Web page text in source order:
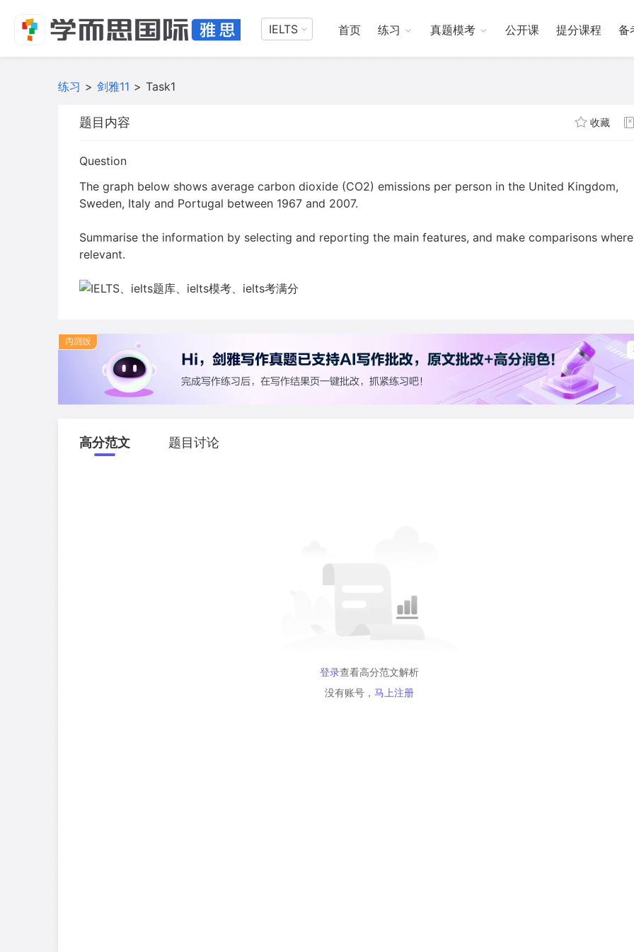
IELTS 首页 练习 真题模考 公开课 提分课程 备
练习 > 剑雅11 > Task1
题目内容 收藏
Question
The graph below shows average carbon dioxide (CO2) emissions per person in the United Kingdom,
Sweden, Italy and Portugal between 1967 and 2007.
Summarise the information by selecting and reporting the main features, and make comparisons where
relevant.
高分范文 题目讨论
登录查看高分范文解析
没有账号， 马上注册